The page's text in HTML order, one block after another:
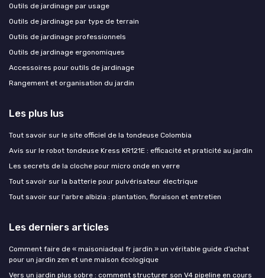
Outils de jardinage par usage
Outils de jardinage par type de terrain
Outils de jardinage professionnels
Outils de jardinage ergonomiques
Accessoires pour outils de jardinage
Rangement et organisation du jardin
Les plus lus
Tout savoir sur le site officiel de la tondeuse Colombia
Avis sur le robot tondeuse Kress KR121E : efficacité et praticité au jardin
Les secrets de la cloche pour micro onde en verre
Tout savoir sur la batterie pour pulvérisateur électrique
Tout savoir sur l'arbre albizia : plantation, floraison et entretien
Les derniers articles
Comment faire de « maisoniadeal fr jardin » un véritable guide d’achat
pour un jardin zen et une maison écologique
Vers un jardin plus sobre : comment structurer son V4 pipeline en cours